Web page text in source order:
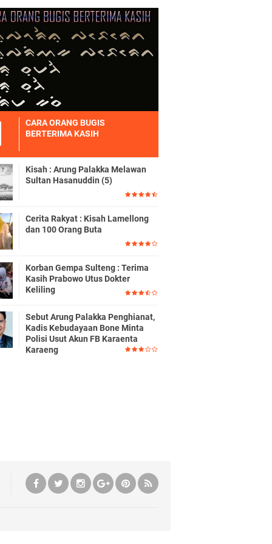
CARA ORANG BUGIS
BERTERIMA KASIH
Kisah : Arung Palakka Melawan
Sultan Hasanuddin (5)
Cerita Rakyat : Kisah Lamellong
dan 100 Orang Buta
Korban Gempa Sulteng : Terima
Kasih Prabowo Utus Dokter
Keliling
Sebut Arung Palakka Penghianat,
Kadis Kebudayaan Bone Minta
Polisi Usut Akun FB Karaenta
Karaeng